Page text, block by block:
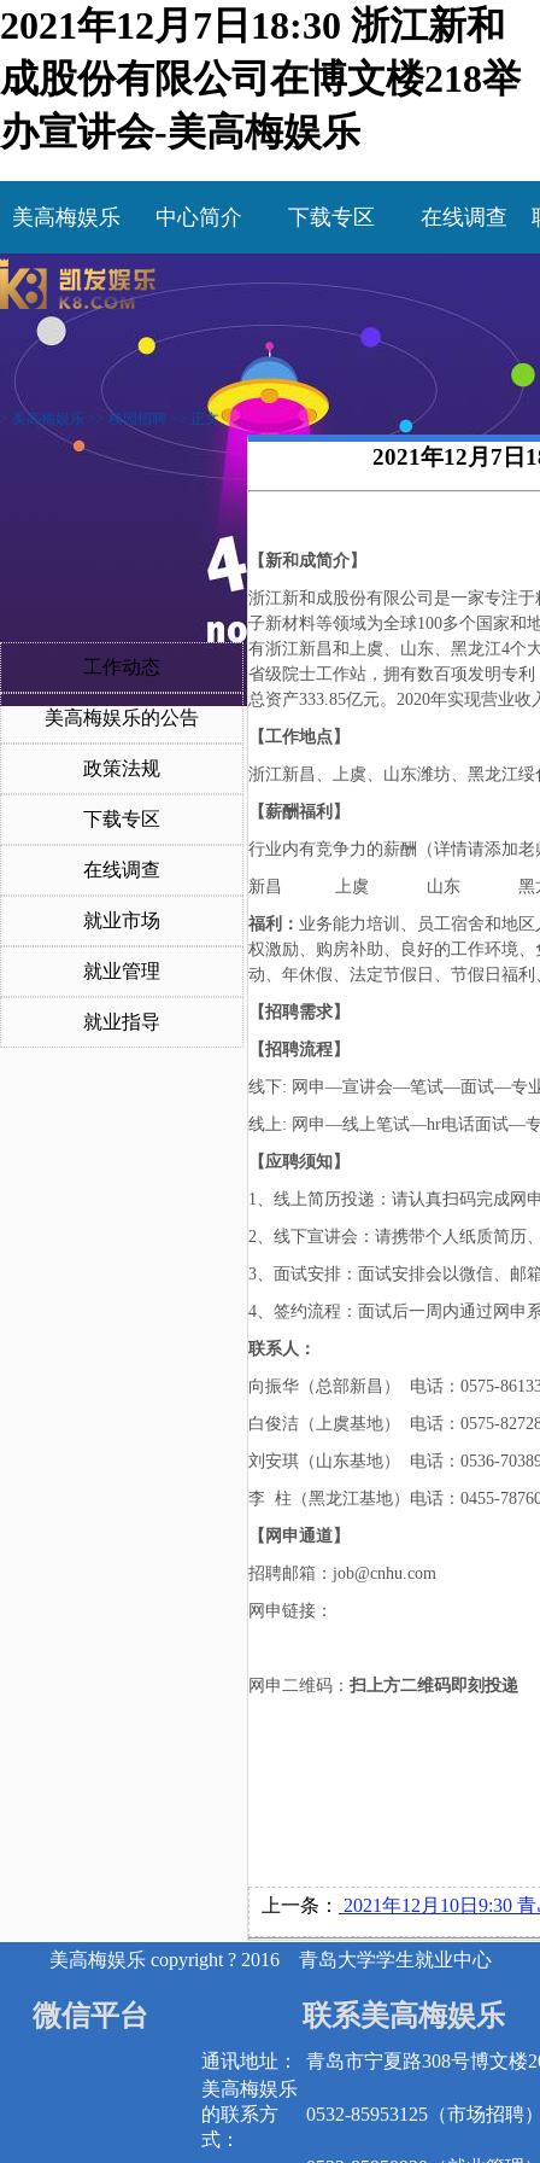
2021年12月7日18:30 浙江新和
成股份有限公司在博文楼218举
办宣讲会-美高梅娱乐
美高梅娱乐 中心简介 下载专区 在线调查
> 美高梅娱乐 >> 校园招聘 >> 正文
工作动态
美高梅娱乐的公告
政策法规
下载专区
在线调查
就业市场
就业管理
就业指导
2021年12月7日
【新和成简介】
浙江新和成股份有限公司是一家专注
子新材料等领域为全球100多个国家和
有浙江新昌和上虞、山东、黑龙江4个
省级院士工作站，拥有数百项发明专
总资产333.85亿元。2020年实现营业收
【工作地点】
浙江新昌、上虞、山东潍坊、黑龙江绥
【薪酬福利 】
行业内有竞争力的薪酬（详情请添加
新昌 上虞 山东 黑龙
福利： 业务能力培训、员工宿舍和地
权激励、购房补助、良好的工作环境
动、年休假、法定节假日、节假日福
【招聘需求】
【招聘流程】
线下: 网申—宣讲会—笔试—面试—专
线上: 网申—线上笔试—hr电话面试—
【应聘须知】
1、线上简历投递：请认真扫码完成网
2、线下宣讲会：请携带个人纸质简历
3、面试安排：面试安排会以微信、邮
4、签约流程：面试后一周内通过网申
联系人：
向振华（总部新昌） 电话：0575-
白俊洁（上虞基地） 电话：0575-
刘安琪（山东基地） 电话：0536-
李 柱（黑龙江基地）电话：0455-
【网申通道】
招聘邮箱： job@cnhu.com
网申链接：
网申二维码： 扫上方二维码即刻投递
上一条： 2021年12月10日9:30 青岛普冷国际物流有限公司在博文
美高梅娱乐 copyright ? 2016 青岛大学学生就业中心
微信平台 联系美高梅娱乐
通讯地址：
青岛市宁夏路308号博文楼
美高梅娱乐
的联系方
式：
0532-85953125（市场招聘